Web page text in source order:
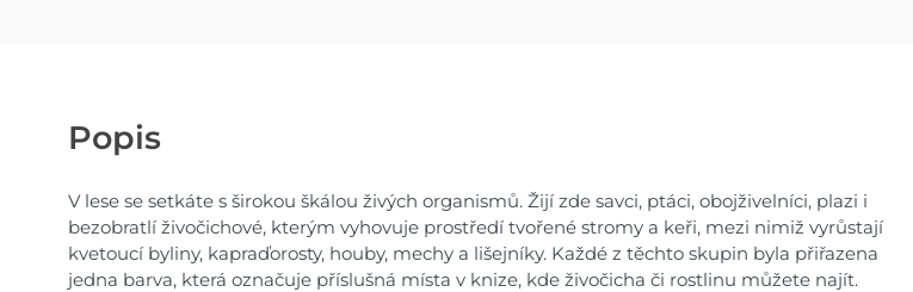
Popis
V lese se setkáte s širokou škálou živých organismů. Žijí zde savci, ptáci, obojživelníci, plazi i
bezobratlí živočichové, kterým vyhovuje prostředí tvořené stromy a keři, mezi nimiž vyrůstají
kvetoucí byliny, kapraďorosty, houby, mechy a lišejníky. Každé z těchto skupin byla přiřazena
jedna barva, která označuje příslušná místa v knize, kde živočicha či rostlinu můžete najít.